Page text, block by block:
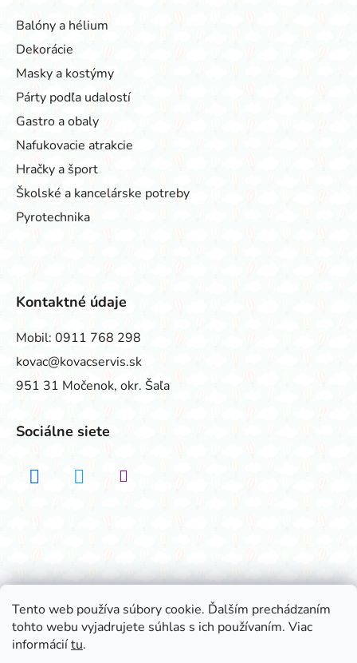
Tento web používa súbory cookie. Ďalším prechádzaním
tohto webu vyjadrujete súhlas s ich používaním. Viac
informáciítu.
Balóny a hélium
Dekorácie
Masky a kostýmy
Párty podľa udalostí
Gastro a obaly
Nafukovacie atrakcie
Hračky a šport
Školské a kancelárske potreby
Pyrotechnika
Kontaktné údaje
Mobil: 0911 768 298
kovac@kovacservis.sk
951 31 Močenok, okr. Šaľa
Sociálne siete